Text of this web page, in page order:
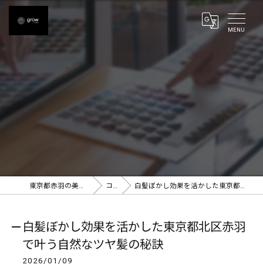
東京都赤羽の美容室ならgrow 赤羽 コラム 白髪ぼかし効果を活かした東京都北区赤羽で叶う自然なツヤ髪の秘訣
白髪ぼかし効果を活かした東京都北区赤羽
で叶う自然なツヤ髪の秘訣
2026/01/09